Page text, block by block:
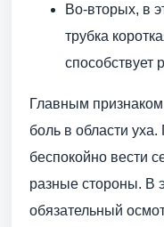
Во-вторых, в
трубка
способствует
Главным признаком
боль в области уха.
беспокойно вести
разные стороны. В
обязательный